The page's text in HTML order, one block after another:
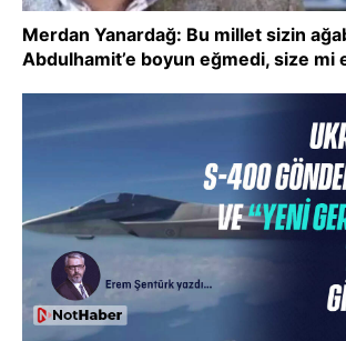
Merdan Yanardağ: Bu millet sizin
Abdulhamit’e boyun eğmedi, size mi